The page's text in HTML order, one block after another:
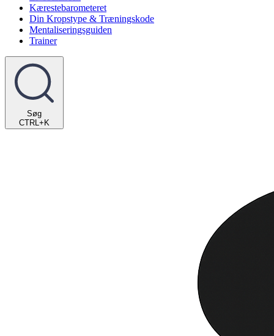
Kærestebarometeret
Din Kropstype & Træningskode
Mentaliseringsguiden
Trainer
Søg
CTRL+K